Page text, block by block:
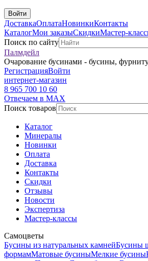
Войти
ДоставкаОплатаНовинкиКонтакты
КаталогМои заказыСкидкиМастер-
Поиск по сайту
Палмдейл
Очарование бусинами - бусины,
РегистрацияВойти
интернет-магазин
8 965 700 10 60
Отвечаем в MAX
Поиск товаров
Каталог
Минералы
Новинки
Оплата
Доставка
Контакты
Скидки
Отзывы
Новости
Экспертиза
Мастер-классы
Самоцветы
Бусины из натуральных камнейБусины
формамМатовые бусиныМелкие бусины